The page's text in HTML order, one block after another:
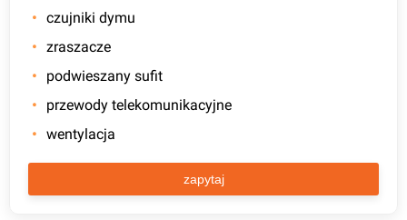
zapytaj
czujniki dymu
zraszacze
podwieszany sufit
przewody telekomunikacyjne
wentylacja